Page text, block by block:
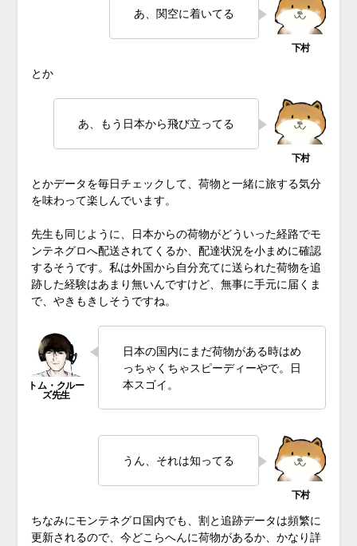
あ、関空に着いてる
とか
あ、もう日本から飛び立ってる
とかデータを毎日チェックして、荷物と一緒に旅する気分
を味わって楽しんでいます。
先生も同じように、日本からの荷物がどういった経路でモ
ンテネグロへ配送されてくるか、配達状況を小まめに確認
するそうです。私は外国から自分充てに送られた荷物を追
跡した経験はあまり無いんですけど、無事に手元に届くま
で、やきもきしそうですね。
日本の国内にまだ荷物がある時はめ
っちゃくちゃスピーディーやで。日
本スゴイ。
うん、それは知ってる
ちなみにモンテネグロ国内でも、割と追跡データは頻繁に
更新されるので、今どこらへんに荷物があるか、かなり詳